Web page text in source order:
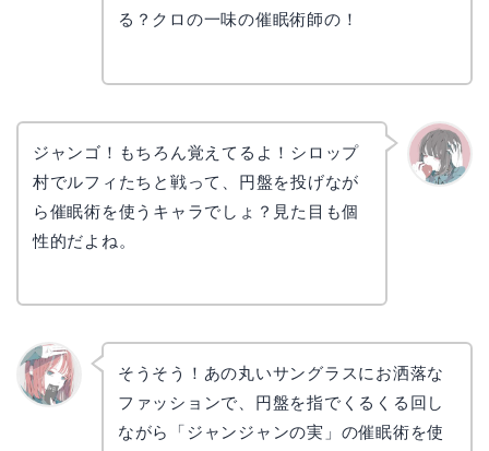
る？クロの一味の催眠術師の！
ジャンゴ！もちろん覚えてるよ！シロップ
村でルフィたちと戦って、円盤を投げなが
ら催眠術を使うキャラでしょ？見た目も個
性的だよね。
そうそう！あの丸いサングラスにお洒落な
ファッションで、円盤を指でくるくる回し
ながら「ジャンジャンの実」の催眠術を使